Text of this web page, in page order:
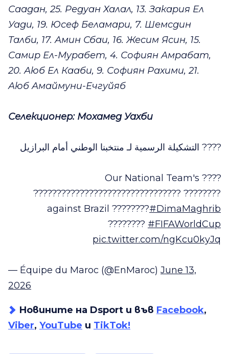
Саадан, 25. Редуан Халал, 13. Закария Ел
Уади, 19. Юсеф Беламари, 7. Шемсдин
Талби, 17. Амин Сбаи, 16. Жесим Ясин, 15.
Самир Ел-Мурабет, 4. Софиян Амрабат,
20. Аюб Ел Кааби, 9. Софиян Рахими, 21.
Аюб Амаймуни-Ечгуйяб
Селекционер: Мохамед Уахби
???? التشكيلة الرسمية لـ منتخبنا الوطني أمام البرازيل
???? Our National Team's
???????????????????????????????? ????????
against Brazil ????????#DimaMaghrib
???????? #FIFAWorldCup
pic.twitter.com/ngKcu0kyJq
— Équipe du Maroc (@EnMaroc) June 13,
2026
Новините на Dsport и във Facebook,
Viber, YouTube и TikTok!